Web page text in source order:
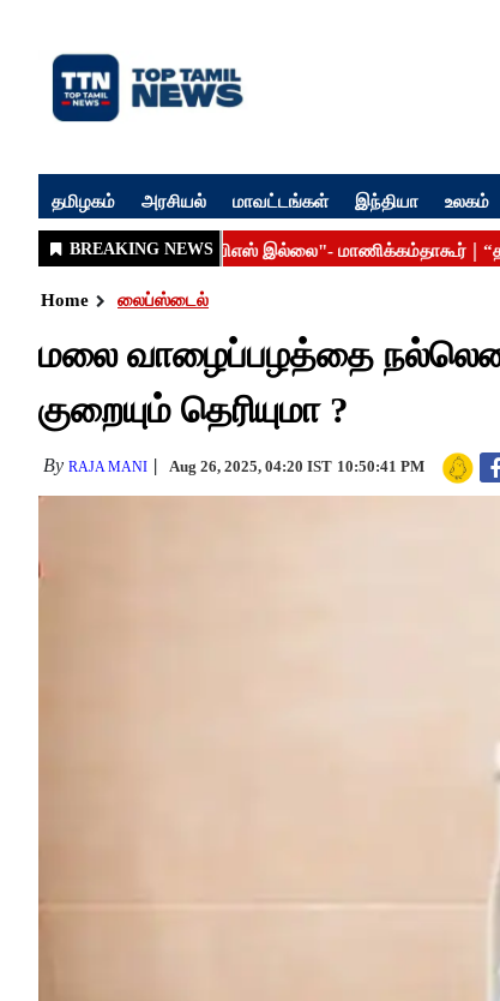
தமிழகம் அரசியல் மாவட்டங்கள் இந்தியா உலகம்
Home லைப்ஸ்டைல்
மலை வாழைப்பழத்தை
குறையும் தெரியுமா ?
By RAJA MANI Aug 26, 2025, 04:20 IST 10:50:41 PM